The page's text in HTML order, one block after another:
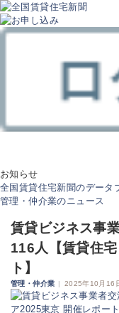
お知らせ
全国賃貸住宅新聞のデータ
管理・仲介業のニュース
賃貸ビジネス事
116人【賃貸住
ト】
管理・仲介業 | 2025年10月16